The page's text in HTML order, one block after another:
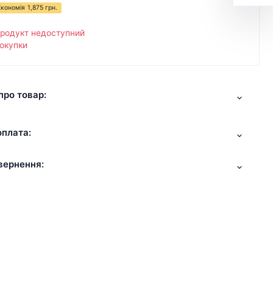
1,875 грн.
недоступний
товар: